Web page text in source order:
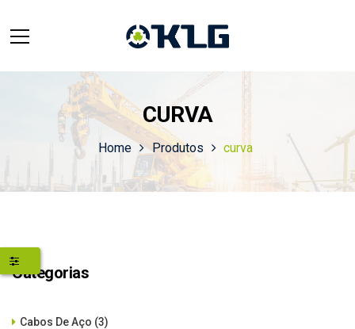
CURVA
Home Produtos curva
Categorias
Cabos De Aço (3)